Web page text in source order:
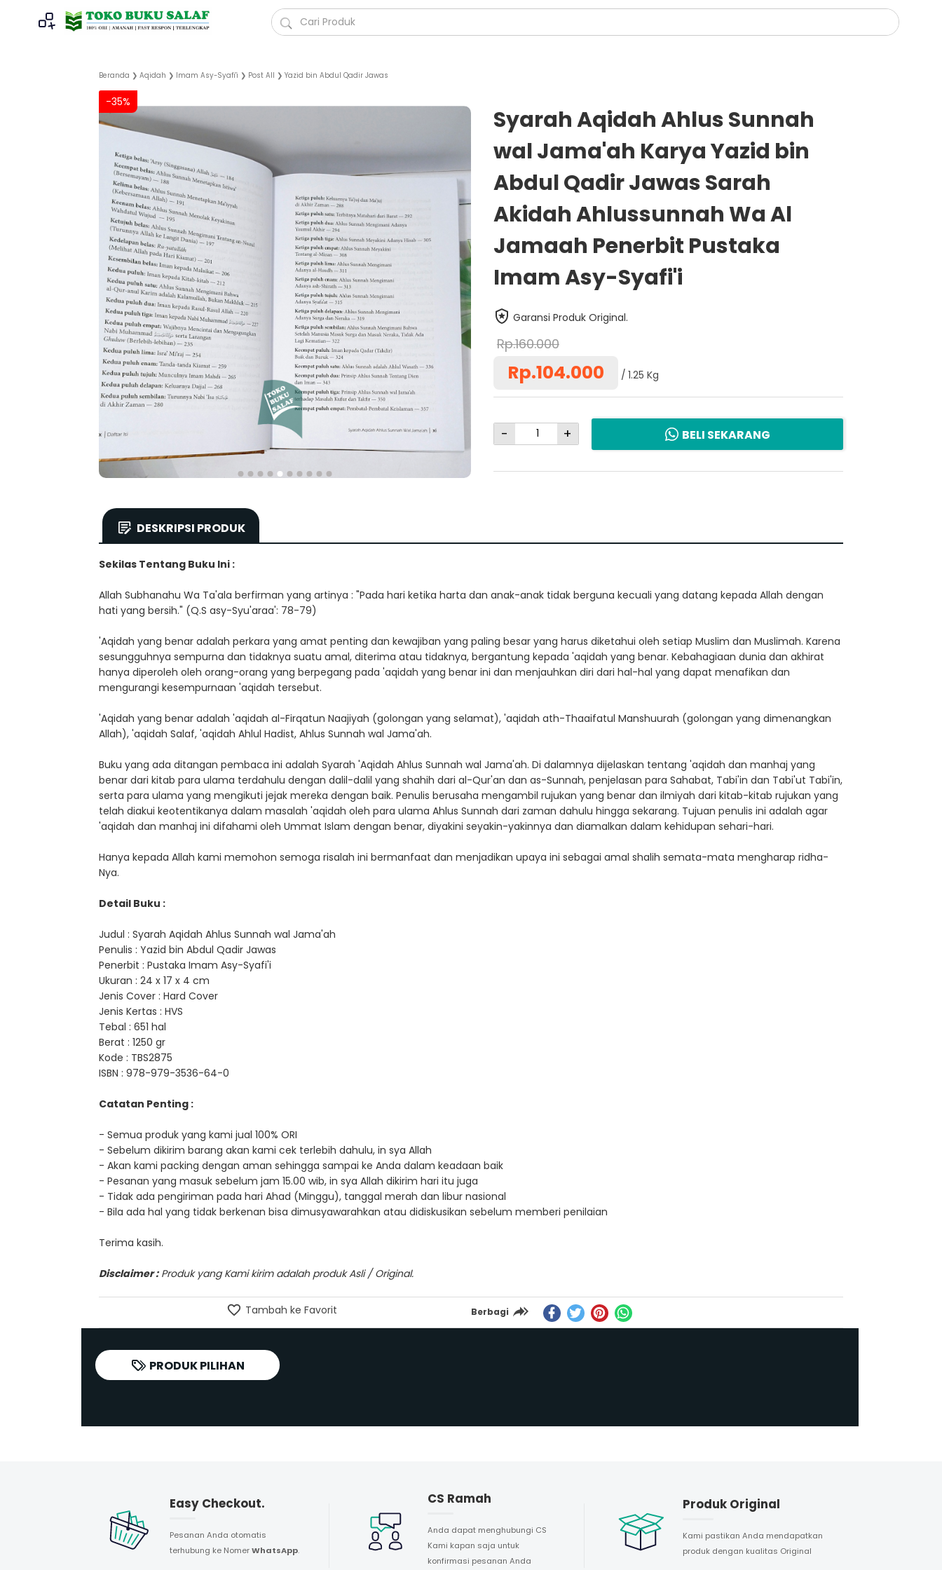
Beranda ❯ Aqidah ❯ Imam Asy-Syafi'i ❯ Post All ❯ Yazid bin Abdul Qadir Jawas
-35%
Syarah Aqidah Ahlus Sunnah
wal Jama'ah Karya Yazid bin
Abdul Qadir Jawas Sarah
Akidah Ahlussunnah Wa Al
Jamaah Penerbit Pustaka
Imam Asy-Syafi'i
Garansi Produk Original.
Rp.160.000
Rp.104.000 1.25 Kg
- + BELI SEKARANG
DESKRIPSI PRODUK
Sekilas Tentang Buku Ini :
Allah Subhanahu Wa Ta'ala berfirman yang artinya : "Pada hari ketika harta dan anak-anak tidak berguna kecuali yang datang kepada Allah dengan
hati yang bersih." (Q.S asy-Syu'araa': 78-79)
'Aqidah yang benar adalah perkara yang amat penting dan kewajiban yang paling besar yang harus diketahui oleh setiap Muslim dan Muslimah. Karena
sesungguhnya sempurna dan tidaknya suatu amal, diterima atau tidaknya, bergantung kepada 'aqidah yang benar. Kebahagiaan dunia dan akhirat
hanya diperoleh oleh orang-orang yang berpegang pada 'aqidah yang benar ini dan menjauhkan diri dari hal-hal yang dapat menafikan dan
mengurangi kesempurnaan 'aqidah tersebut.
'Aqidah yang benar adalah 'aqidah al-Firqatun Naajiyah (golongan yang selamat), 'aqidah ath-Thaaifatul Manshuurah (golongan yang dimenangkan
Allah), 'aqidah Salaf, 'aqidah Ahlul Hadist, Ahlus Sunnah wal Jama'ah.
Buku yang ada ditangan pembaca ini adalah Syarah 'Aqidah Ahlus Sunnah wal Jama'ah. Di dalamnya dijelaskan tentang 'aqidah dan manhaj yang
benar dari kitab para ulama terdahulu dengan dalil-dalil yang shahih dari al-Qur'an dan as-Sunnah, penjelasan para Sahabat, Tabi'in dan Tabi'ut Tabi'in,
serta para ulama yang mengikuti jejak mereka dengan baik. Penulis berusaha mengambil rujukan yang benar dan ilmiyah dari kitab-kitab rujukan yang
telah diakui keotentikanya dalam masalah 'aqidah oleh para ulama Ahlus Sunnah dari zaman dahulu hingga sekarang. Tujuan penulis ini adalah agar
'aqidah dan manhaj ini difahami oleh Ummat Islam dengan benar, diyakini seyakin-yakinnya dan diamalkan dalam kehidupan sehari-hari.
Hanya kepada Allah kami memohon semoga risalah ini bermanfaat dan menjadikan upaya ini sebagai amal shalih semata-mata mengharap ridha-
Nya.
Detail Buku :
Judul : Syarah Aqidah Ahlus Sunnah wal Jama'ah
Penulis : Yazid bin Abdul Qadir Jawas
Penerbit : Pustaka Imam Asy-Syafi'i
Ukuran : 24 x 17 x 4 cm
Jenis Cover : Hard Cover
Jenis Kertas : HVS
Tebal : 651 hal
Berat : 1250 gr
Kode : TBS2875
ISBN : 978-979-3536-64-0
Catatan Penting :
- Semua produk yang kami jual 100% ORI
- Sebelum dikirim barang akan kami cek terlebih dahulu, in sya Allah
- Akan kami packing dengan aman sehingga sampai ke Anda dalam keadaan baik
- Pesanan yang masuk sebelum jam 15.00 wib, in sya Allah dikirim hari itu juga
- Tidak ada pengiriman pada hari Ahad (Minggu), tanggal merah dan libur nasional
- Bila ada hal yang tidak berkenan bisa dimusyawarahkan atau didiskusikan sebelum memberi penilaian
Terima kasih.
Disclaimer :Produk yang Kami kirim adalah produk Asli / Original.
Tambah ke Favorit Berbagi
PRODUK PILIHAN
Easy Checkout.
Pesanan Anda otomatis
terhubung ke NomerWhatsApp.
CS Ramah
Anda dapat menghubungi CS
Kami kapan saja untuk
konfirmasi pesanan Anda
Produk Original
Kami pastikan Anda mendapatkan
produk dengan kualitas Original